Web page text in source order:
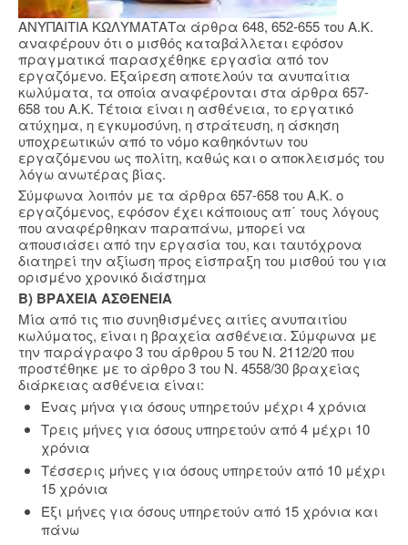
ΑΝΥΠΑΙΤΙΑ ΚΩΛΥΜΑΤΑΤα άρθρα 648, 652-655 του Α.Κ.
αναφέρουν ότι ο μισθός καταβάλλεται εφόσον
πραγματικά παρασχέθηκε εργασία από τον
εργαζόμενο. Εξαίρεση αποτελούν τα ανυπαίτια
κωλύματα, τα οποία αναφέρονται στα άρθρα 657-
658 του Α.Κ. Τέτοια είναι η ασθένεια, το εργατικό
ατύχημα, η εγκυμοσύνη, η στράτευση, η άσκηση
υποχρεωτικών από το νόμο καθηκόντων του
εργαζόμενου ως πολίτη, καθώς και ο αποκλεισμός του
λόγω ανωτέρας βίας.
Σύμφωνα λοιπόν με τα άρθρα 657-658 του Α.Κ. ο
εργαζόμενος, εφόσον έχει κάποιους απ΄ τους λόγους
που αναφέρθηκαν παραπάνω, μπορεί να
απουσιάσει από την εργασία του, και ταυτόχρονα
διατηρεί την αξίωση προς είσπραξη του μισθού του για
ορισμένο χρονικό διάστημα
Β) ΒΡΑΧΕΙΑ ΑΣΘΕΝΕΙΑ
Μία από τις πιο συνηθισμένες αιτίες ανυπαιτίου
κωλύματος, είναι η βραχεία ασθένεια. Σύμφωνα με
την παράγραφο 3 του άρθρου 5 του Ν. 2112/20 που
προστέθηκε με το άρθρο 3 του Ν. 4558/30 βραχείας
διάρκειας ασθένεια είναι:
Ένας μήνα για όσους υπηρετούν μέχρι 4 χρόνια
Τρεις μήνες για όσους υπηρετούν από 4 μέχρι 10
χρόνια
Τέσσερις μήνες για όσους υπηρετούν από 10 μέχρι
15 χρόνια
Έξι μήνες για όσους υπηρετούν από 15 χρόνια και
πάνω